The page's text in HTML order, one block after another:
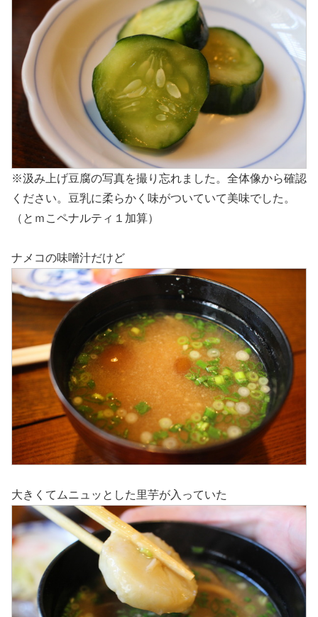
※汲み上げ豆腐の写真を撮り忘れました。全体像から確認
ください。豆乳に柔らかく味がついていて美味でした。
（とｍこペナルティ１加算）
ナメコの味噌汁だけど
大きくてムニュッとした里芋が入っていた